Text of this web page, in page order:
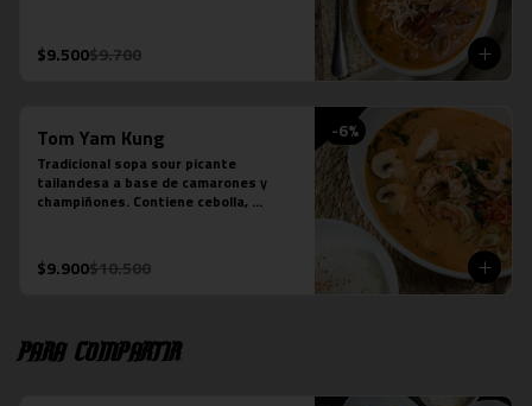
de tocino, cilantro, repollo cocido,
cebolla morada, fideos de huevo y
$9.500$9.700
-6%
Tom Yam Kung
Tradicional sopa sour picante
tailandesa a base de camarones y
champiñones. Contiene cebolla,
$9.900$10.500
Para compartir